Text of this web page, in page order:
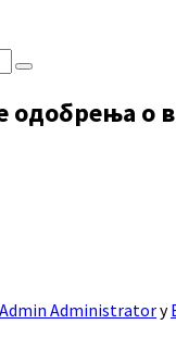
одобрења о
Admin Administratorу